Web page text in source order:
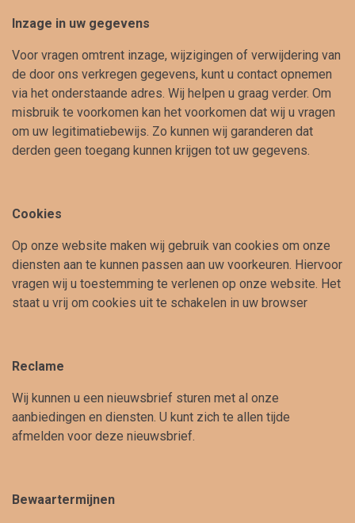
Inzage in uw gegevens
Voor vragen omtrent inzage, wijzigingen of verwijdering van
de door ons verkregen gegevens, kunt u contact opnemen
via het onderstaande adres. Wij helpen u graag verder. Om
misbruik te voorkomen kan het voorkomen dat wij u vragen
om uw legitimatiebewijs. Zo kunnen wij garanderen dat
derden geen toegang kunnen krijgen tot uw gegevens.
Cookies
Op onze website maken wij gebruik van cookies om onze
diensten aan te kunnen passen aan uw voorkeuren. Hiervoor
vragen wij u toestemming te verlenen op onze website. Het
staat u vrij om cookies uit te schakelen in uw browser
Reclame
Wij kunnen u een nieuwsbrief sturen met al onze
aanbiedingen en diensten. U kunt zich te allen tijde
afmelden voor deze nieuwsbrief.
Bewaartermijnen